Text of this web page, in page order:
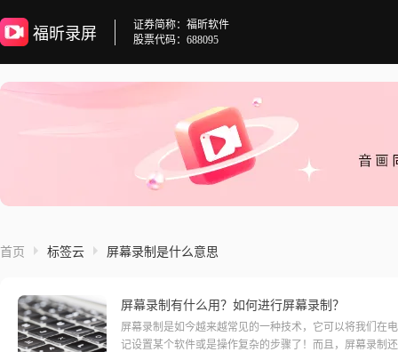
福昕录屏
证券简称：福昕软件
股票代码：688095
首页 标签云 屏幕录制是什么意思
屏幕录制有什么用？如何进行屏幕录制？
屏幕录制是如今越来越常见的一种技术，它可以将我们在
记设置某个软件或是操作复杂的步骤了！而且，屏幕录制